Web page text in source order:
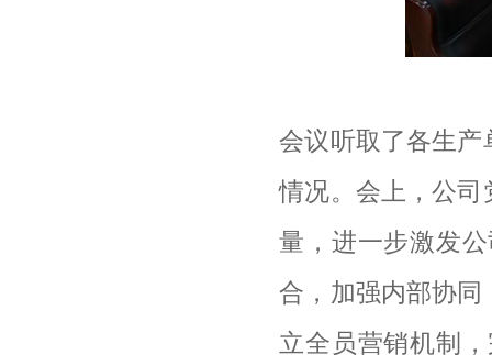
会议听取了各生
情况。会上，公
量，进一步激发
合，加强内部协
立全员营销机制